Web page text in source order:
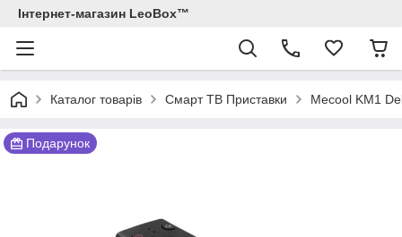
Інтернет-магазин LeoBox™
Каталог товарів Смарт ТВ Приставки Mecool KM1
Подарунок